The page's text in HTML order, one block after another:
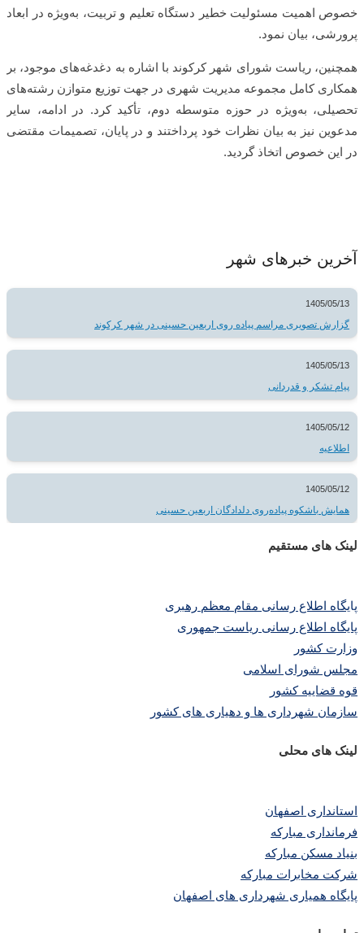
خصوص اهمیت مسئولیت خطیر دستگاه تعلیم و تربیت، به‌ویژه در ابعاد
پرورشی، بیان نمود.
همچنین، ریاست شورای شهر کرکوند با اشاره به دغدغه‌های موجود، بر
همکاری کامل مجموعه مدیریت شهری در جهت توزیع متوازن رشته‌های
تحصیلی، به‌ویژه در حوزه متوسطه دوم، تأکید کرد. در ادامه، سایر
مدعوین نیز به بیان نظرات خود پرداختند و در پایان، تصمیمات مقتضی
در این خصوص اتخاذ گردید.
آخرین خبرهای شهر
1405/05/13
گزارش تصویری مراسم پیاده روی اربعین حسینی در شهر کرکوند
1405/05/13
پیام تشکر و قدردانی
1405/05/12
اطلاعیه
1405/05/12
همایش باشکوه پیاده‌روی دلدادگان اربعین حسینی
لینک های مستقیم
پایگاه اطلاع رسانی مقام معظم رهبری
پایگاه اطلاع رسانی ریاست جمهوری
وزارت کشور
مجلس شورای اسلامی
قوه قضاییه کشور
سازمان شهرداری ها و دهیاری های کشور
لینک های محلی
استانداری اصفهان
فرمانداری مبارکه
بنیاد مسکن مبارکه
شرکت مخابرات مبارکه
پایگاه همیاری شهرداری های اصفهان